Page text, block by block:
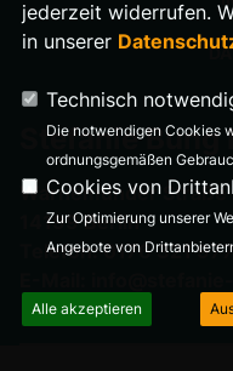
Stefanie Bung
Warnemünder Straße
14199 Berlin
Telefon: 0176 321
jederzeit widerrufen.
in unserer
Technisch
Die notwendigen Cookies
ordnungsgemäßen
Cookies von
Zur Optimierung unserer
Angebote von
Alle akzeptieren